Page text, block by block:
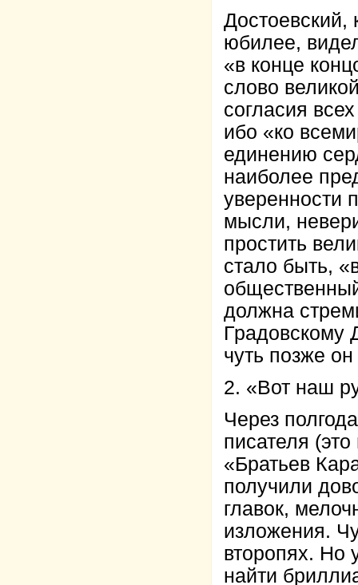
Достоевский,
юбилее,
«в конце
слово
согласия
ибо «ко
единению
наиболее
уверенности
мысли,
простить
стало быть,
должна
Градовскому
чуть позже
2. «Вот наш
Через
писателя
«Братьев
получили
главок,
изложения.
второпях. Но
найти